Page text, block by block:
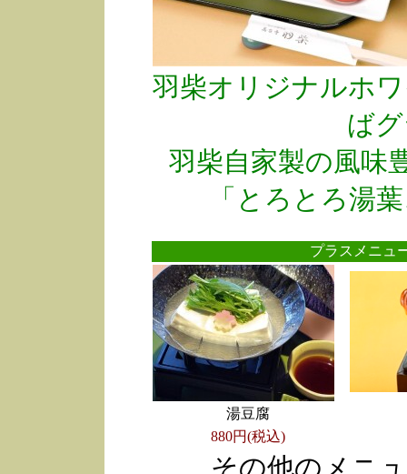
羽柴オリジナルホ
ば
羽柴自家製の風味
「とろとろ湯
プラスメニ
湯豆腐
880円(税込)
その他のメニ